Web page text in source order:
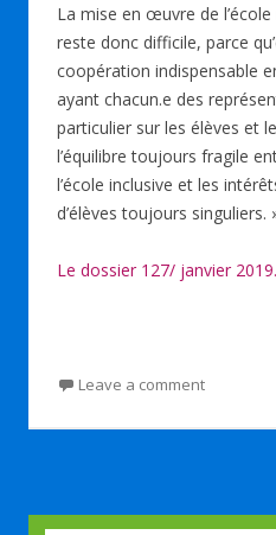
La mise en œuvre de
reste donc difficile, parce
coopération indispensable
ayant chacun.e des
particulier sur les élèves et
l’équilibre toujours fragile
l’école inclusive et les
d’élèves toujours singuliers.
Le dossier 127/ janvier 2019.
Leave a comment